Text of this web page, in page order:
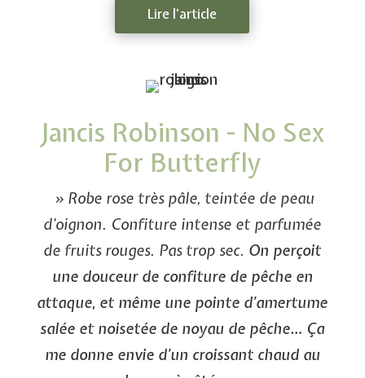
Lire l'article
Jancis Robinson - No Sex
For Butterfly
» Robe rose très pâle, teintée de peau
d’oignon. Confiture intense et parfumée
de fruits rouges. Pas trop sec. On perçoit
une douceur de confiture de pêche en
attaque, et même une pointe d’amertume
salée et noisetée de noyau de pêche… Ça
me donne envie d’un croissant chaud au